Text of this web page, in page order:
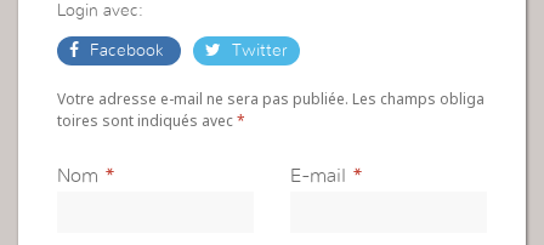
Login avec:
Facebook Twitter
Votre adresse e-mail ne sera pas publiée. Les champs obliga
toires sont indiqués avec*
Nom * E-mail *